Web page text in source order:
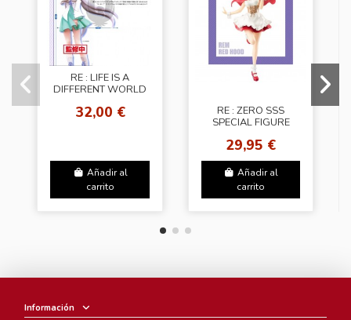
RE : LIFE IS A
DIFFERENT WORLD
PREMIUM FIGURE
32,00 €
Añadir al
carrito
RE : ZERO SSS
SPECIAL FIGURE
PEARL COLOR VER.
29,95 €
Añadir al
carrito
Información